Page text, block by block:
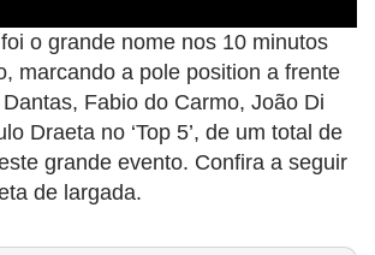
o grande nome nos 10 minutos
marcando a pole position a frente
Fabio do Carmo, João Di
Draeta no ‘Top 5’, de um total de
grande evento. Confira a seguir
de largada.